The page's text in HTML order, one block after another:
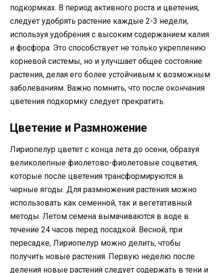
подкормках. В период активного роста и цветения,
следует удобрять растение каждые 2-3 недели,
используя удобрения с высоким содержанием калия
и фосфора. Это способствует не только укреплению
корневой системы, но и улучшает общее состояние
растения, делая его более устойчивым к возможным
заболеваниям. Важно помнить, что после окончания
цветения подкормку следует прекратить.
Цветение и Размножение
Лириопелур цветет с конца лета до осени, образуя
великолепные фиолетово-фиолетовые соцветия,
которые после цветения трансформируются в
черные ягоды. Для размножения растения можно
использовать как семенной, так и вегетативный
методы. Летом семена вымачиваются в воде в
течение 24 часов перед посадкой. Весной, при
пересадке, Лириопелур можно делить, чтобы
получить новые растения. Первую неделю после
деления новые растения следует содержать в тени и